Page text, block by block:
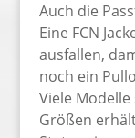
Auch die
Eine FCN
ausfallen,
noch ein
Viele
Größen